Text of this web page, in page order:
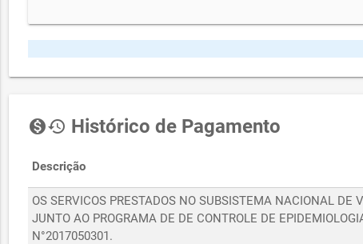
monetization_onhistory Histórico de Pagamento
Descrição
OS SERVICOS PRESTADOS NO SUBSISTEMA NACIONAL DE
JUNTO AO PROGRAMA DE DE CONTROLE DE
N°2017050301.